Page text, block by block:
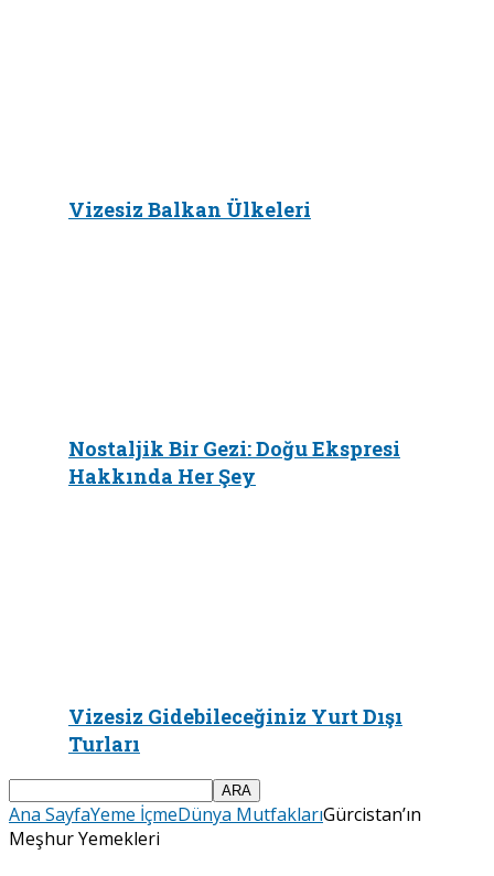
Vizesiz Balkan Ülkeleri
Nostaljik Bir Gezi: Doğu Ekspresi
Hakkında Her Şey
Vizesiz Gidebileceğiniz Yurt Dışı
Turları
Ana SayfaYeme İçmeDünya MutfaklarıGürcistan’ın
Meşhur Yemekleri